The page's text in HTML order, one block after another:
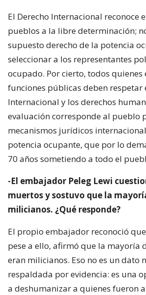
El Derecho Internacional reconoce
pueblos a la libre determinación;
supuesto derecho de la potencia
seleccionar a los representantes
ocupado. Por cierto, todos quienes
funciones públicas deben respetar
Internacional y los derechos
evaluación corresponde al pueblo
mecanismos jurídicos
potencia ocupante, que por lo
70 años sometiendo a todo el
-El embajador Peleg Lewi
muertos y sostuvo que la
milicianos. ¿Qué responde?
El propio embajador reconoció
pese a ello, afirmó que la mayoría
eran milicianos. Eso no es un dato
respaldada por evidencia: es una
a deshumanizar a quienes fueron